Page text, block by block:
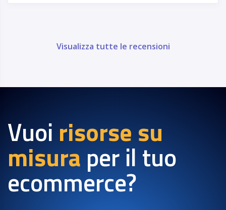
Visualizza tutte le recensioni
Vuoi risorse su
misura per il tuo
ecommerce?